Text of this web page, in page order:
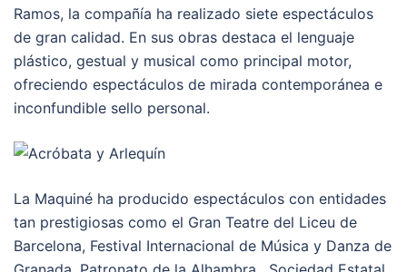
Ramos, la compañía ha realizado siete espectáculos
de gran calidad. En sus obras destaca el lenguaje
plástico, gestual y musical como principal motor,
ofreciendo espectáculos de mirada contemporánea e
inconfundible sello personal.
La Maquiné ha producido espectáculos con entidades
tan prestigiosas como el Gran Teatre del Liceu de
Barcelona, Festival Internacional de Música y Danza de